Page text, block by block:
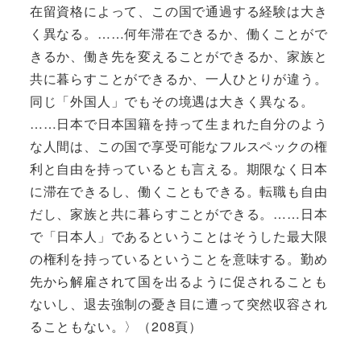
在留資格によって、この国で通過する経験は大き
く異なる。……何年滞在できるか、働くことがで
きるか、働き先を変えることができるか、家族と
共に暮らすことができるか、一人ひとりが違う。
同じ「外国人」でもその境遇は大きく異なる。
……日本で日本国籍を持って生まれた自分のよう
な人間は、この国で享受可能なフルスペックの権
利と自由を持っているとも言える。期限なく日本
に滞在できるし、働くこともできる。転職も自由
だし、家族と共に暮らすことができる。……日本
で「日本人」であるということはそうした最大限
の権利を持っているということを意味する。勤め
先から解雇されて国を出るように促されることも
ないし、退去強制の憂き目に遭って突然収容され
ることもない。〉（208頁）